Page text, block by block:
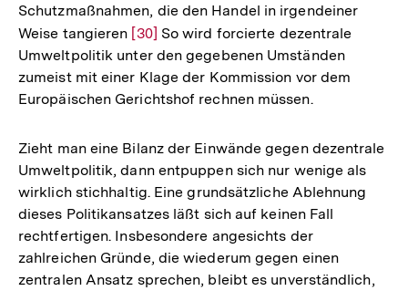
Schutzmaßnahmen, die den Handel in irgendeiner
Weise tangieren Zur
Auflösung
der
Fußnote
[30] So wird forcierte dezentrale
Umweltpolitik unter den gegebenen Umständen
zumeist mit einer Klage der Kommission vor dem
Europäischen Gerichtshof rechnen müssen.
Zieht man eine Bilanz der Einwände gegen dezentrale
Umweltpolitik, dann entpuppen sich nur wenige als
wirklich stichhaltig. Eine grundsätzliche Ablehnung
dieses Politikansatzes läßt sich auf keinen Fall
rechtfertigen. Insbesondere angesichts der
zahlreichen Gründe, die wiederum gegen einen
zentralen Ansatz sprechen, bleibt es unverständlich,